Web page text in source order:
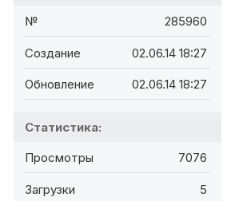
№ 285960
Создание 02.06.14 18:27
Обновление 02.06.14 18:27
Статистика:
Просмотры 7076
Загрузки 5